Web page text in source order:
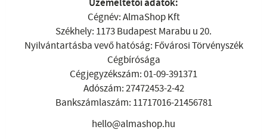
Üzemeltetői adatok:
Cégnév: AlmaShop Kft
Székhely: 1173 Budapest Marabu u 20.
Nyilvántartásba vevő hatóság: Fővárosi Törvényszék
Cégbírósága
Cégjegyzékszám: 01-09-391371
Adószám: 27472453-2-42
Bankszámlaszám: 11717016-21456781
hello@almashop.hu